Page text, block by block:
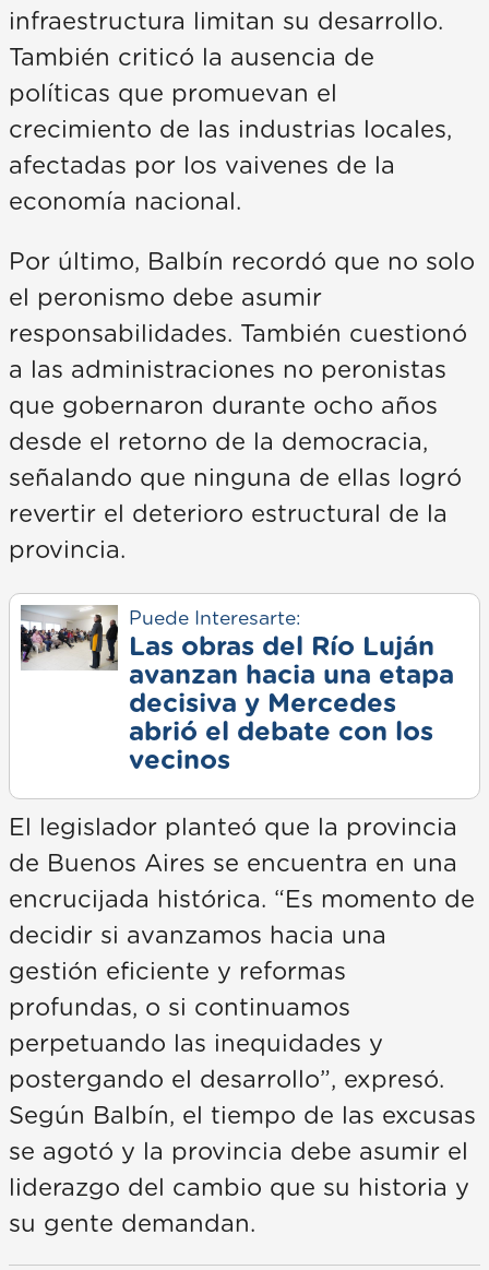
infraestructura limitan su desarrollo.
También criticó la ausencia de
políticas que promuevan el
crecimiento de las industrias locales,
afectadas por los vaivenes de la
economía nacional.
Por último, Balbín recordó que no solo
el peronismo debe asumir
responsabilidades. También cuestionó
a las administraciones no peronistas
que gobernaron durante ocho años
desde el retorno de la democracia,
señalando que ninguna de ellas logró
revertir el deterioro estructural de la
provincia.
Puede Interesarte:
Las obras del Río Luján
avanzan hacia una etapa
decisiva y Mercedes
abrió el debate con los
vecinos
El legislador planteó que la provincia
de Buenos Aires se encuentra en una
encrucijada histórica. “Es momento de
decidir si avanzamos hacia una
gestión eficiente y reformas
profundas, o si continuamos
perpetuando las inequidades y
postergando el desarrollo”, expresó.
Según Balbín, el tiempo de las excusas
se agotó y la provincia debe asumir el
liderazgo del cambio que su historia y
su gente demandan.